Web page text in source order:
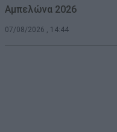
Αμπελώνα 2026
07/08/2026 , 14:44